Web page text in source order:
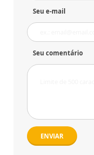
Seu e-mail
Seu comentário
ENVIAR